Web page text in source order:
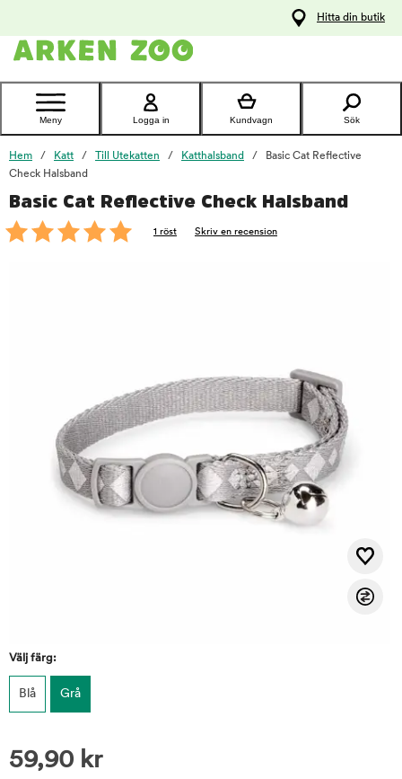
Kontakta
Hitta din butik
Meny Logga in Kundvagn Sök
Hem Katt Till Utekatten Katthalsband
Basic Cat Reflective
Check Halsband
Basic Cat Reflective Check Halsband
1 röst Skriv en recension
Välj färg:
Blå Grå
59,90 kr
foo